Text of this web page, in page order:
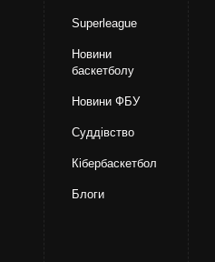
Superleague
Новини
баскетболу
Новини ФБУ
Суддівство
Кібербаскетбол
Блоги